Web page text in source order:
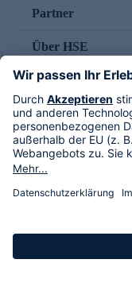
Partner
Über HSE
Im TV
HSE International